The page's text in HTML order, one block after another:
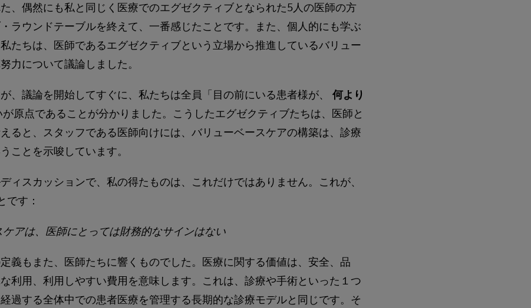
、偶然にも私と同じく医療でのエグゼクティブとなられた5人の医師の方
ラウンドテーブルを終えて、一番感じたことです。また、個人的にも学ぶ
たちは、医師であるエグゼクティブという立場から推進しているバリュー
力について議論しました。
、議論を開始してすぐに、私たちは全員「目の前にいる患者様が、
何より
が原点であることが分かりました。こうしたエグゼクティブたちは、医師と
ると、スタッフである医師向けには、バリューベースケアの構築は、診療
ことを示唆しています。
ィスカッションで、私の得たものは、これだけではありません。これが、
です：
アは、医師にとっては財務的なサインはない
義もまた、医師たちに響くものでした。医療に関する価値は、安全、品
利用、利用しやすい費用を意味します。これは、診療や手術といった１つ
過する全体中での患者医療を管理する長期的な診療モデルと同じです。そ